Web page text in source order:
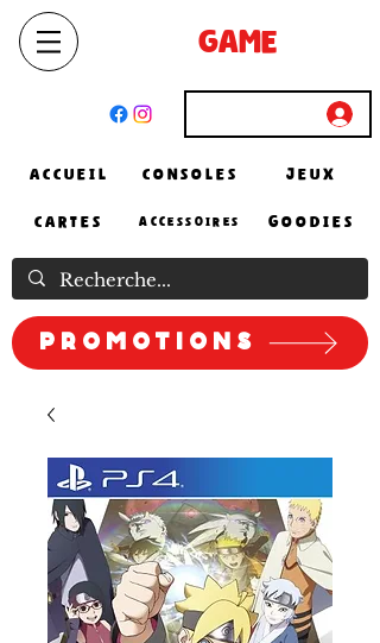
GAME
ACCUEIL CONSOLES JEUX
CARTES ACCESSOIRES GOODIES
Promotions